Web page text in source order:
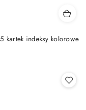
kartek indeksy kolorowe